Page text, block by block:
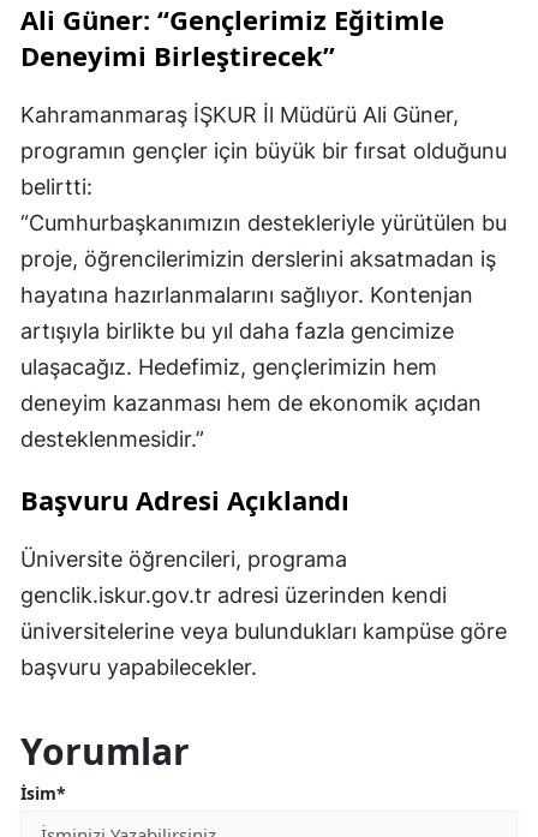
Ali Güner: “Gençlerimiz Eğitimle
Deneyimi Birleştirecek”
Kahramanmaraş İŞKUR İl Müdürü Ali Güner,
programın gençler için büyük bir fırsat olduğunu
belirtti:
“Cumhurbaşkanımızın destekleriyle yürütülen bu
proje, öğrencilerimizin derslerini aksatmadan iş
hayatına hazırlanmalarını sağlıyor. Kontenjan
artışıyla birlikte bu yıl daha fazla gencimize
ulaşacağız. Hedefimiz, gençlerimizin hem
deneyim kazanması hem de ekonomik açıdan
desteklenmesidir.”
Başvuru Adresi Açıklandı
Üniversite öğrencileri, programa
genclik.iskur.gov.tr adresi üzerinden kendi
üniversitelerine veya bulundukları kampüse göre
başvuru yapabilecekler.
Yorumlar
İsim*